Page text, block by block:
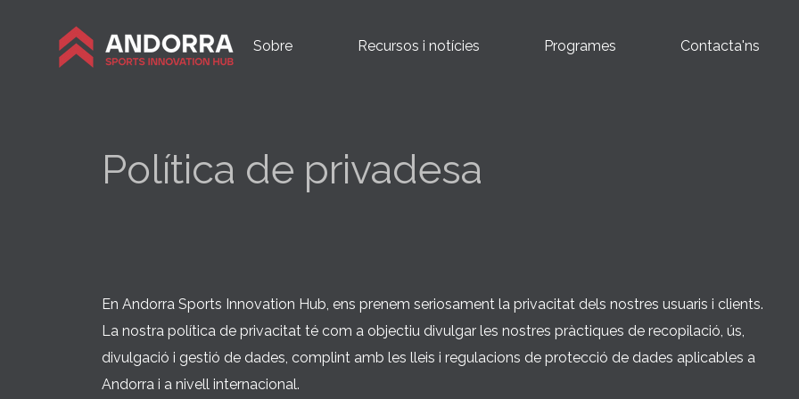
Sobre Recursos i notícies Programes Contacta'ns
Política de privadesa
En Andorra Sports Innovation Hub, ens prenem seriosament la privacitat dels nostres usuaris i clients.
La nostra política de privacitat té com a objectiu divulgar les nostres pràctiques de recopilació, ús,
divulgació i gestió de dades, complint amb les lleis i regulacions de protecció de dades aplicables a
Andorra i a nivell internacional.